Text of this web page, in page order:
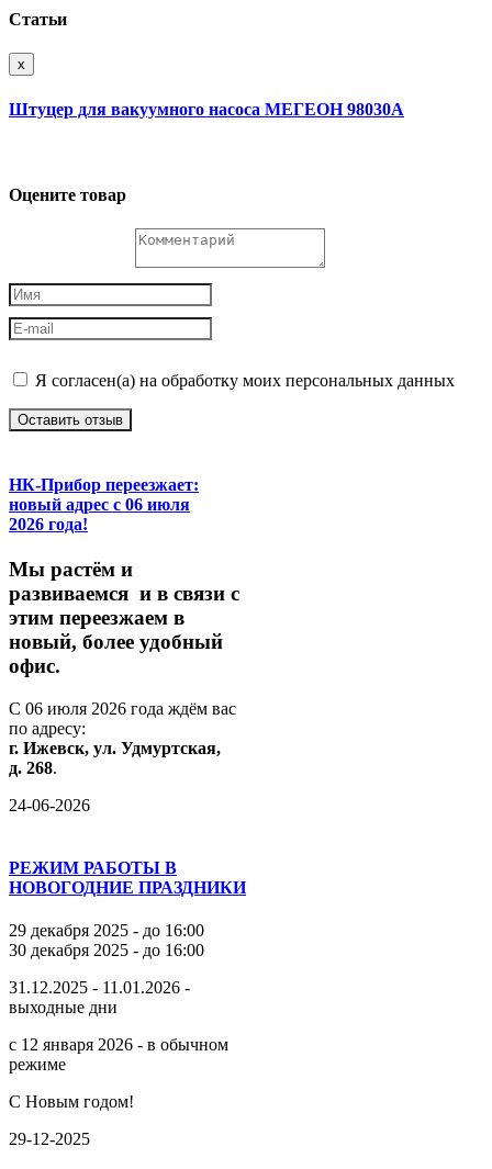
Статьи
x
Штуцер для вакуумного насоса МЕГЕОН 98030А
Оцените товар
Я согласен(а) на обработку моих персональных данных
Оставить отзыв
НК-Прибор переезжает:
новый адрес с 06 июля
2026 года!
Мы растём и
развиваемся и в связи с
этим переезжаем в
новый, более удобный
офис.
С 06 июля 2026 года ждём вас
по адресу:
г. Ижевск, ул. Удмуртская,
д. 268.
24-06-2026
РЕЖИМ РАБОТЫ В
НОВОГОДНИЕ ПРАЗДНИКИ
29 декабря 2025 - до 16:00
30 декабря 2025 - до 16:00
31.12.2025 - 11.01.2026 -
выходные дни
с 12 января 2026 - в обычном
режиме
С Новым годом!
29-12-2025